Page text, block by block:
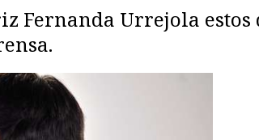
Videos
Fernanda Urrejola estos